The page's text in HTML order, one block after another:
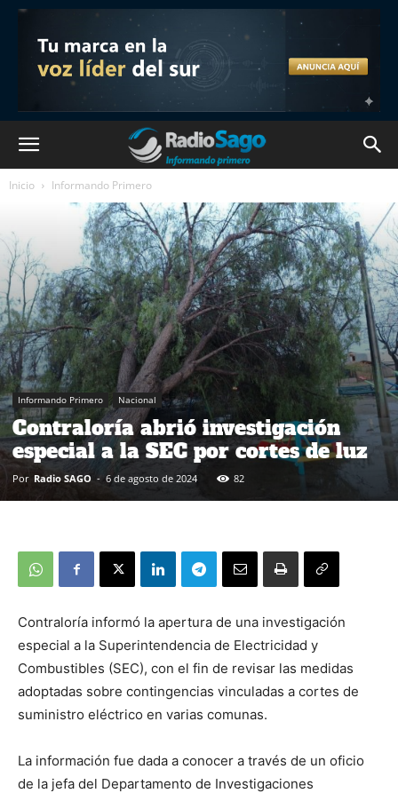
Inicio Informando Primero
Informando Primero Nacional
Contraloría abrió investigación
especial a la SEC por cortes de luz
Por Radio SAGO - 6 de agosto de 2024 82
Contraloría informó la apertura de una investigación
especial a la Superintendencia de Electricidad y
Combustibles (SEC), con el fin de revisar las medidas
adoptadas sobre contingencias vinculadas a cortes de
suministro eléctrico en varias comunas.
La información fue dada a conocer a través de un oficio
de la jefa del Departamento de Investigaciones